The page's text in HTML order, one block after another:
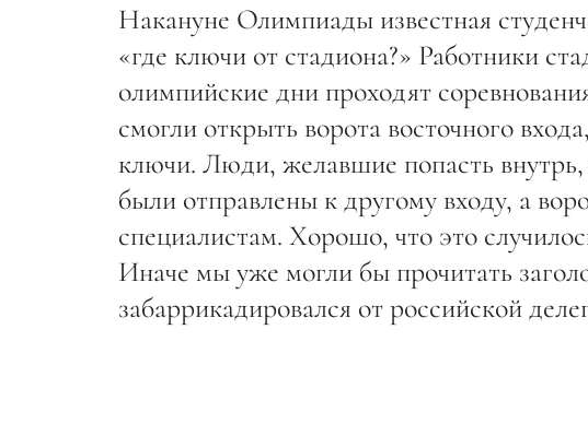
Накануне Олимпиады известная
«где ключи от стадиона?» Работники
олимпийские дни проходят
смогли открыть ворота восточного
ключи. Люди, желавшие попасть внутрь,
были отправлены к другому входу, а
специалистам. Хорошо, что это
Иначе мы уже могли бы прочитать
забаррикадировался от российской